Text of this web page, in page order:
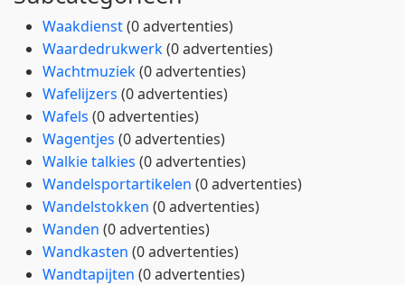
Waakdienst(0 advertenties)
Waardedrukwerk(0 advertenties)
Wachtmuziek(0 advertenties)
Wafelijzers (0 advertenties)
Wafels (0 advertenties)
Wagentjes (0 advertenties)
Walkie talkies (0 advertenties)
Wandelsportartikelen (0 advertenties)
Wandelstokken (0 advertenties)
Wanden (0 advertenties)
Wandkasten (0 advertenties)
Wandtapijten (0 advertenties)